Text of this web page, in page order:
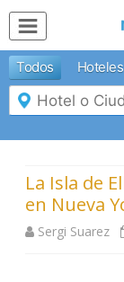
MENÚ
Inicio
Mi
Reserva
Todos Hoteles
La Isla de
en Nueva
Sergi Suarez